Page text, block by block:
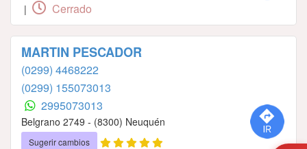
| Cerrado
MARTIN PESCADOR
(0299) 4468222
(0299) 155073013
2995073013
Belgrano 2749 - (8300) Neuquén
Sugerir cambios